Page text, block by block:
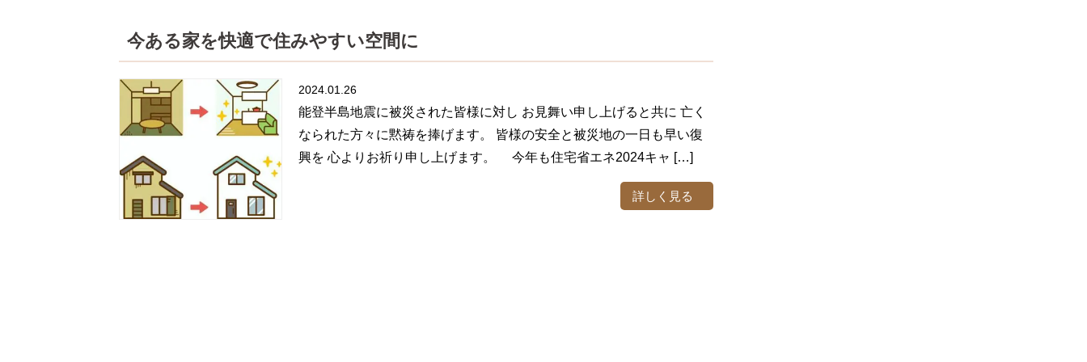
今ある家を快適で住みやすい空間に
2024.01.26
能登半島地震に被災された皆様に対し お見舞い申し上げると共に 亡く
なられた方々に黙祷を捧げます。 皆様の安全と被災地の一日も早い復
興を 心よりお祈り申し上げます。 今年も住宅省エネ2024キャ […]
詳しく見る